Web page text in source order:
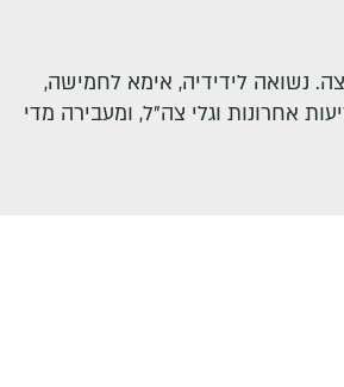
נשואה לידידיה, אימא לחמישה,
אחרונות וגלי צה"ל, ומעבירה מדי